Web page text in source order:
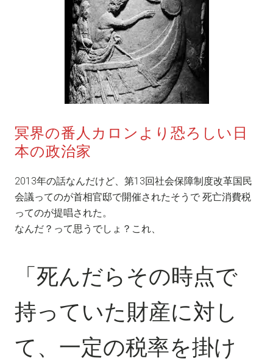
冥界の番人カロンより恐ろしい日
本の政治家
2013年の話なんだけど、第13回社会保障制度改革国民
会議ってのが首相官邸で開催されたそうで 死亡消費税
ってのが提唱された。
なんだ？って思うでしょ？これ、
「死んだらその時点で
持っていた財産に対し
て、一定の税率を掛け